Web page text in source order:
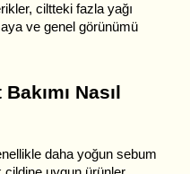
ciltteki fazla yağı
ve genel görünümü
Nasıl
daha yoğun sebum